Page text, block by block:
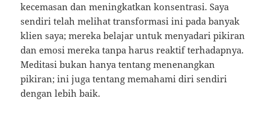
kecemasan dan meningkatkan konsentrasi. Saya
sendiri telah melihat transformasi ini pada banyak
klien saya; mereka belajar untuk menyadari pikiran
dan emosi mereka tanpa harus reaktif terhadapnya.
Meditasi bukan hanya tentang menenangkan
pikiran; ini juga tentang memahami diri sendiri
dengan lebih baik.